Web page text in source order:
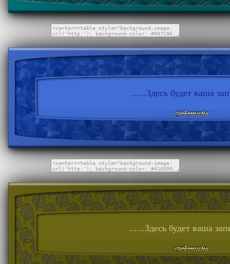
......Здесь будет ваша
......Здесь будет ваша